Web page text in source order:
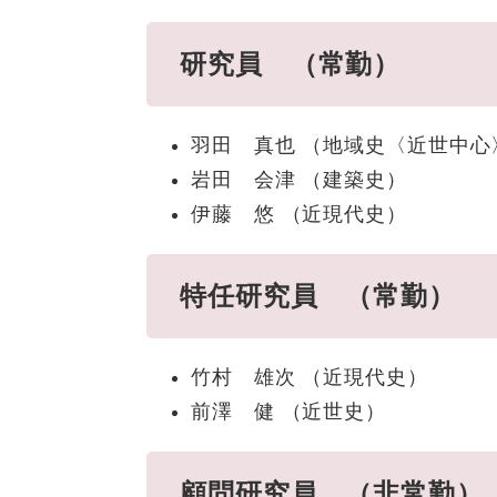
研究員 （常勤）
羽田 真也 （地域史〈近世中
岩田 会津 （建築史）
伊藤 悠 （近現代史）
特任研究員 （常勤）
竹村 雄次 （近現代史）
前澤 健 （近世史）